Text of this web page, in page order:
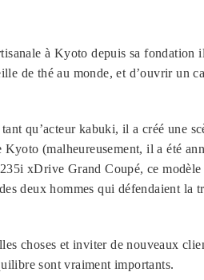
à Kyoto depuis sa
de thé au monde, et d’ouvrir un
qu’acteur kabuki, il a créé une
(malheureusement, il a été
xDrive Grand Coupé, ce
deux hommes qui défendaient la
choses et inviter de nouveaux
sont vraiment importants.